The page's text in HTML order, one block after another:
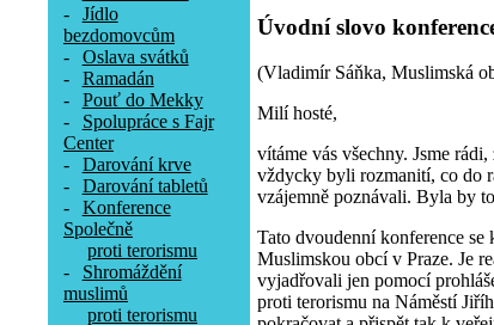
-
Jídlo
bezdomovcům
-
Oslava svátků
-
Ramadán
-
Pouť do Mekky
-
Spolupráce s Fajr
Center
-
Darování krve
-
Darování tabletů
-
Konference
Společně
proti terorismu
-
Shromáždění
muslimů
proti terorismu
Úvodní slovo
(Vladimír Sáňka, Muslimská
Milí hosté,
vítáme vás všechny. Jsme
vždycky byli rozmanití, co do
vzájemně poznávali. Byla by
Tato dvoudenní konference se
Muslimskou obcí v Praze. Je
vyjadřovali jen pomocí
proti terorismu na Náměstí